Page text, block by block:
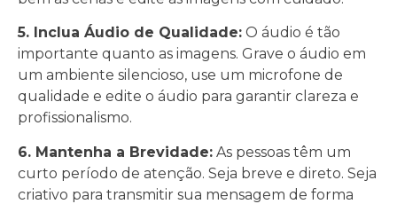
5. Inclua Áudio de Qualidade: O áudio é tão
importante quanto as imagens. Grave o áudio em
um ambiente silencioso, use um microfone de
qualidade e edite o áudio para garantir clareza e
profissionalismo.
6. Mantenha a Brevidade: As pessoas têm um
curto período de atenção. Seja breve e direto. Seja
criativo para transmitir sua mensagem de forma